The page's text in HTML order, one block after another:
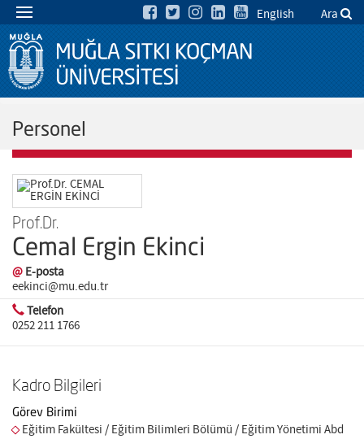
English Ara
Personel
Prof.Dr.
Cemal Ergin Ekinci
@ E-posta
eekinci@mu.edu.tr
Telefon
0252 211 1766
Kadro Bilgileri
Görev Birimi
Eğitim Fakültesi / Eğitim Bilimleri Bölümü / Eğitim Yönetimi Abd